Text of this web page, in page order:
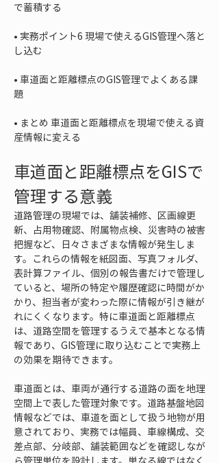
• 実務ポイント6 現場で使えるGIS管理へ落と
• 車道面と距離標点のGIS管理でよくある課
• まとめ 車道面と距離標点を現場で使える資
産情報に変える
車道面と距離標点をGISで
管理する意義
道路管理の現場では、舗装補修、区画線更
新、占用物確認、附属物点検、災害時の被害
把握など、日々さまざまな情報が発生しま
す。これらの情報を紙図面、写真フォルダ、
表計算ファイル、個別の報告書だけで管理し
ていると、場所の特定や履歴確認に時間がか
かり、担当者が変わった際に情報が引き継が
れにくくなります。特に車道面と距離標点
は、道路空間を管理するうえで基本となる情
報であり、GIS管理に取り込むことで実務上
の効果を期待できます。
車道面とは、車両が通行する道路の面を地理
空間上で表した管理対象です。道路基盤地図
情報などでは、車道を面として扱う地物が用
意されており、実務では幅員、車線構成、交
差点部、分岐部、舗装範囲などを確認しなが
ら管理単位を設計します。単なる線ではなく